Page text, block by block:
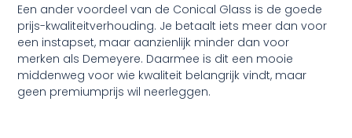
Een ander voordeel van de Conical Glass is de goede
prijs-kwaliteitverhouding. Je betaalt iets meer dan voor
een instapset, maar aanzienlijk minder dan voor
merken als Demeyere. Daarmee is dit een mooie
middenweg voor wie kwaliteit belangrijk vindt, maar
geen premiumprijs wil neerleggen.